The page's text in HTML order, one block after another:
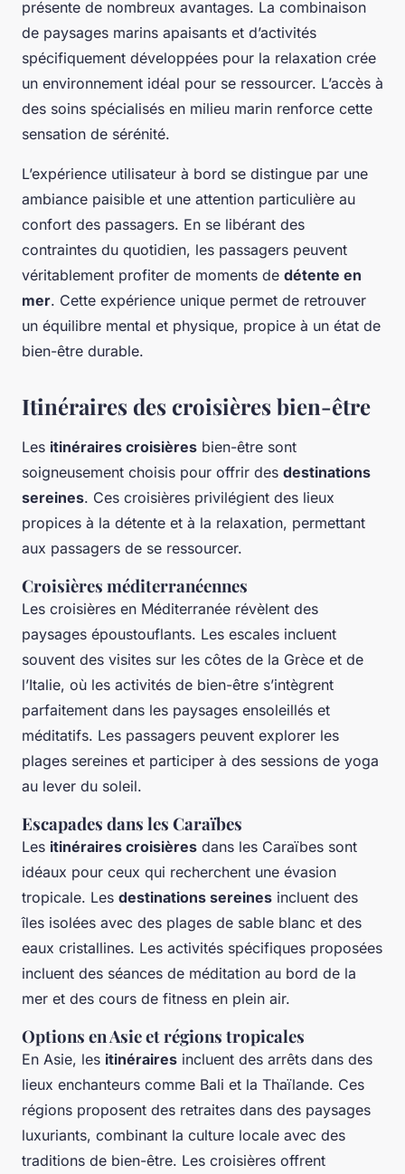
présente de nombreux avantages. La combinaison
de paysages marins apaisants et d’activités
spécifiquement développées pour la relaxation crée
un environnement idéal pour se ressourcer. L’accès à
des soins spécialisés en milieu marin renforce cette
sensation de sérénité.
L’expérience utilisateur à bord se distingue par une
ambiance paisible et une attention particulière au
confort des passagers. En se libérant des
contraintes du quotidien, les passagers peuvent
véritablement profiter de moments de détente en
mer. Cette expérience unique permet de retrouver
un équilibre mental et physique, propice à un état de
bien-être durable.
Itinéraires des croisières bien-être
Les itinéraires croisières bien-être sont
soigneusement choisis pour offrir des destinations
sereines. Ces croisières privilégient des lieux
propices à la détente et à la relaxation, permettant
aux passagers de se ressourcer.
Croisières méditerranéennes
Les croisières en Méditerranée révèlent des
paysages époustouflants. Les escales incluent
souvent des visites sur les côtes de la Grèce et de
l’Italie, où les activités de bien-être s’intègrent
parfaitement dans les paysages ensoleillés et
méditatifs. Les passagers peuvent explorer les
plages sereines et participer à des sessions de yoga
au lever du soleil.
Escapades dans les Caraïbes
Les itinéraires croisières dans les Caraïbes sont
idéaux pour ceux qui recherchent une évasion
tropicale. Les destinations sereines incluent des
îles isolées avec des plages de sable blanc et des
eaux cristallines. Les activités spécifiques proposées
incluent des séances de méditation au bord de la
mer et des cours de fitness en plein air.
Options en Asie et régions tropicales
En Asie, les itinéraires incluent des arrêts dans des
lieux enchanteurs comme Bali et la Thaïlande. Ces
régions proposent des retraites dans des paysages
luxuriants, combinant la culture locale avec des
traditions de bien-être. Les croisières offrent